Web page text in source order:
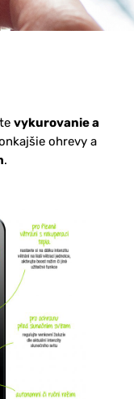
vykurovanie a
ohrevy a
.